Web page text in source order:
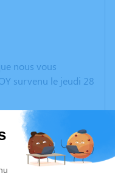
nous vous
survenu le jeudi 28
pour laisser
souvenirs, une
à travers des
est un lieu